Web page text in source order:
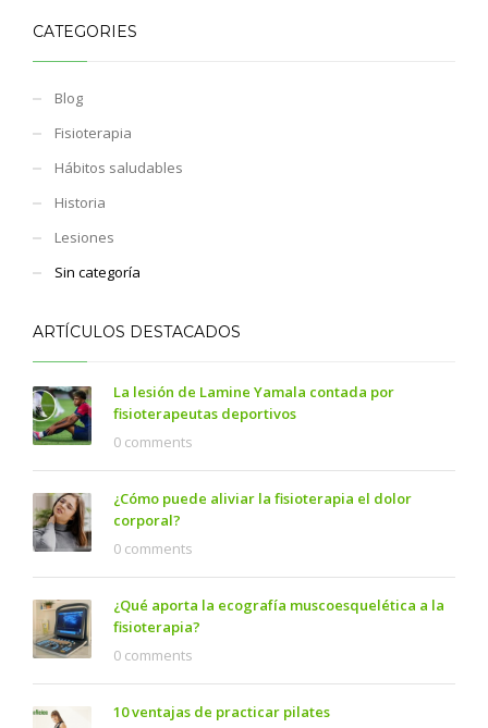
CATEGORIES
Blog
Fisioterapia
Hábitos saludables
Historia
Lesiones
Sin categoría
ARTÍCULOS DESTACADOS
La lesión de Lamine Yamala contada por
fisioterapeutas deportivos
0 comments
¿Cómo puede aliviar la fisioterapia el dolor
corporal?
0 comments
¿Qué aporta la ecografía muscoesquelética a la
fisioterapia?
0 comments
10 ventajas de practicar pilates